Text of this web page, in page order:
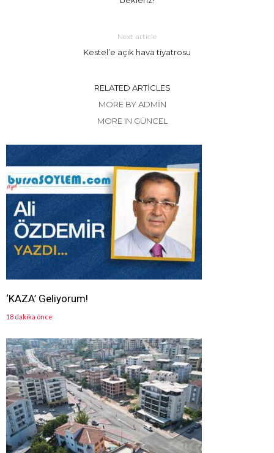
Next article
Kestel’e açık hava tiyatrosu
RELATED ARTICLES
MORE BY ADMIN
MORE IN GÜNCEL
‘KAZA’ Geliyorum!
18 dakika önce